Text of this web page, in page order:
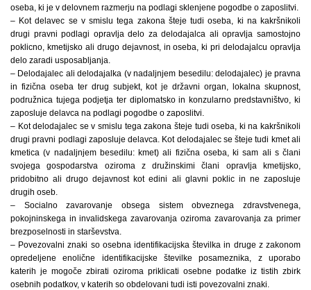
oseba, ki je v delovnem razmerju na podlagi sklenjene pogodbe o zaposlitvi.
– Kot delavec se v smislu tega zakona šteje tudi oseba, ki na kakršnikoli
drugi pravni podlagi opravlja delo za delodajalca ali opravlja samostojno
poklicno, kmetijsko ali drugo dejavnost, in oseba, ki pri delodajalcu opravlja
delo zaradi usposabljanja.
– Delodajalec ali delodajalka (v nadaljnjem besedilu: delodajalec) je pravna
in fizična oseba ter drug subjekt, kot je državni organ, lokalna skupnost,
podružnica tujega podjetja ter diplomatsko in konzularno predstavništvo, ki
zaposluje delavca na podlagi pogodbe o zaposlitvi.
– Kot delodajalec se v smislu tega zakona šteje tudi oseba, ki na kakršnikoli
drugi pravni podlagi zaposluje delavca. Kot delodajalec se šteje tudi kmet ali
kmetica (v nadaljnjem besedilu: kmet) ali fizična oseba, ki sam ali s člani
svojega gospodarstva oziroma z družinskimi člani opravlja kmetijsko,
pridobitno ali drugo dejavnost kot edini ali glavni poklic in ne zaposluje
drugih oseb.
– Socialno zavarovanje obsega sistem obveznega zdravstvenega,
pokojninskega in invalidskega zavarovanja oziroma zavarovanja za primer
brezposelnosti in starševstva.
– Povezovalni znaki so osebna identifikacijska številka in druge z zakonom
opredeljene enolične identifikacijske številke posameznika, z uporabo
katerih je mogoče zbirati oziroma priklicati osebne podatke iz tistih zbirk
osebnih podatkov, v katerih so obdelovani tudi isti povezovalni znaki.